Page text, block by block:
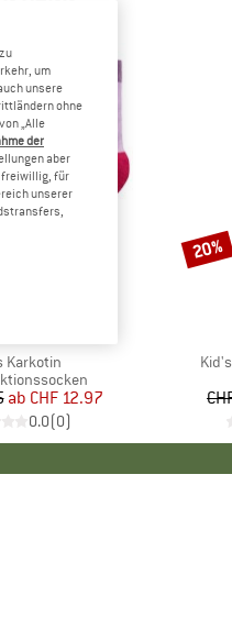
Karkotin
Preis
reduzierter Preis
ab CHF 12.97
0.0(0)
20%
um
unsere
ohne
„Alle
der
aber
freiwillig, für
unserer